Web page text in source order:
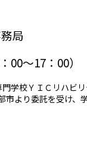
局
～17：00）
学校ＹＩＣリハビリ
より委託を受け、